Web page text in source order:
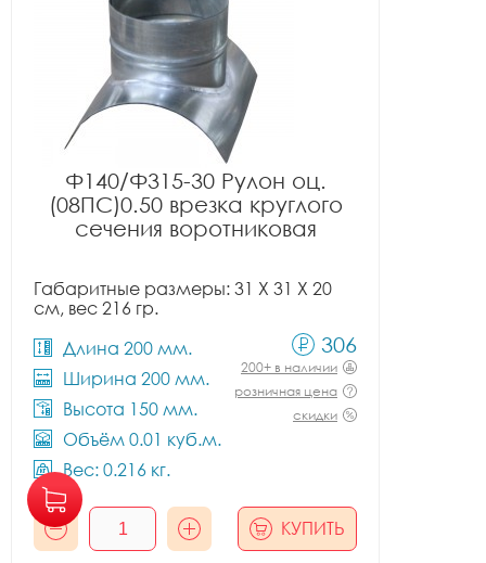
Ф140/Ф315-30 Рулон оц.
(08ПС)0.50 врезка круглого
сечения воротниковая
Габаритные размеры: 31 X 31 X 20
см, вес 216 гр.
Длина 200 мм.
Ширина 200 мм.
Высота 150 мм.
Объём 0.01 куб.м.
Вес: 0.216 кг.
306
200+ в наличии
розничная цена
скидки
КУПИТЬ